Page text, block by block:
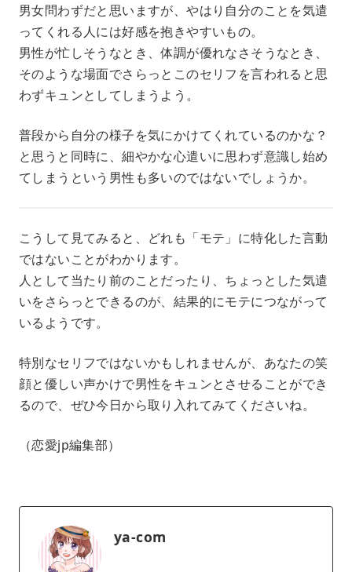
男女問わずだと思いますが、やはり自分のことを気遣
ってくれる人には好感を抱きやすいもの。
男性が忙しそうなとき、体調が優れなさそうなとき、
そのような場面でさらっとこのセリフを言われると思
わずキュンとしてしまうよう。
普段から自分の様子を気にかけてくれているのかな？
と思うと同時に、細やかな心遣いに思わず意識し始め
てしまうという男性も多いのではないでしょうか。
こうして見てみると、どれも「モテ」に特化した言動
ではないことがわかります。
人として当たり前のことだったり、ちょっとした気遣
いをさらっとできるのが、結果的にモテにつながって
いるようです。
特別なセリフではないかもしれませんが、あなたの笑
顔と優しい声かけで男性をキュンとさせることができ
るので、ぜひ今日から取り入れてみてくださいね。
（恋愛jp編集部）
ya-com